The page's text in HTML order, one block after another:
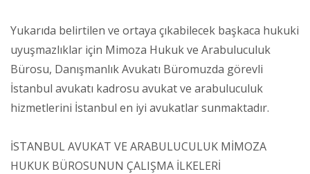
Yukarıda belirtilen ve ortaya çıkabilecek başkaca hukuki
uyuşmazlıklar için Mimoza Hukuk ve Arabuluculuk
Bürosu, Danışmanlık Avukatı Büromuzda görevli
İstanbul avukatı kadrosu avukat ve arabuluculuk
hizmetlerini İstanbul en iyi avukatlar sunmaktadır.
İSTANBUL AVUKAT VE ARABULUCULUK MİMOZA
HUKUK BÜROSUNUN ÇALIŞMA İLKELERİ